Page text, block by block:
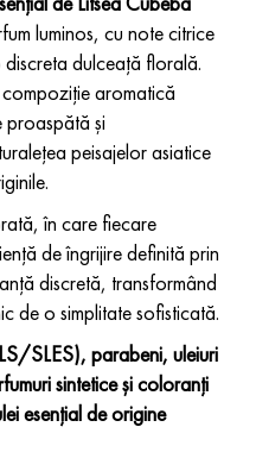
luminos, cu note citrice
dulceață florală.
aromatică
proaspătă și
peisajelor asiatice
în care fiecare
de îngrijire definită prin
discretă, transformând
de o simplitate sofisticată.
SLES), parabeni, uleiuri
sintetice și coloranți
esențial de origine